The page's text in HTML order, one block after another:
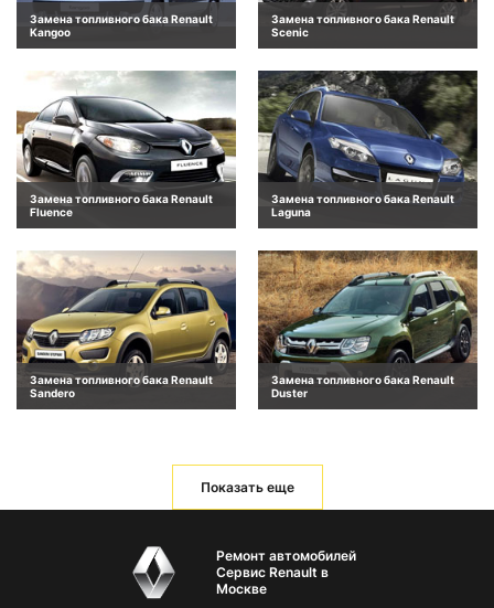
Замена топливного бака Renault
Kangoo
Замена топливного бака Renault
Scenic
Замена топливного бака Renault
Fluence
Замена топливного бака Renault
Laguna
Замена топливного бака Renault
Sandero
Замена топливного бака Renault
Duster
Показать еще
Ремонт автомобилей
Сервис Renault в
Москве